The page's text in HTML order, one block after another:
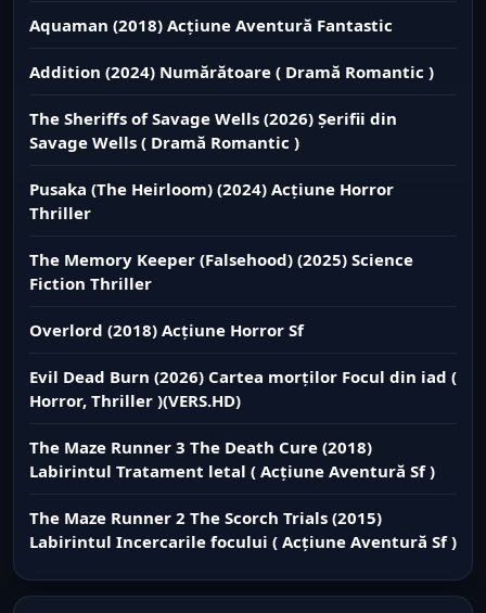
Aquaman (2018) Acțiune Aventură Fantastic
Addition (2024) Numărătoare ( Dramă Romantic )
The Sheriffs of Savage Wells (2026) Șerifii din
Savage Wells ( Dramă Romantic )
Pusaka (The Heirloom) (2024) Acțiune Horror
Thriller
The Memory Keeper (Falsehood) (2025) Science
Fiction Thriller
Overlord (2018) Acțiune Horror Sf
Evil Dead Burn (2026) Cartea morților Focul din iad (
Horror, Thriller )(VERS.HD)
The Maze Runner 3 The Death Cure (2018)
Labirintul Tratament letal ( Acțiune Aventură Sf )
The Maze Runner 2 The Scorch Trials (2015)
Labirintul Incercarile focului ( Acțiune Aventură Sf )